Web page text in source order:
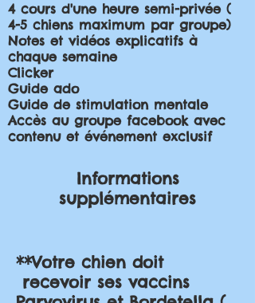
4 cours d'une heure semi-privée (
4-5 chiens maximum par groupe)
Notes et vidéos explicatifs à
chaque semaine
Clicker
Guide ado
Guide de stimulation mentale
Accès au groupe facebook avec
contenu et événement exclusif
Informations
supplémentaires
**Votre chien doit
recevoir ses vaccins